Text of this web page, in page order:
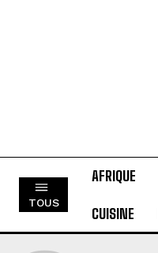
TOUS
AFRIQUE
CUISINE